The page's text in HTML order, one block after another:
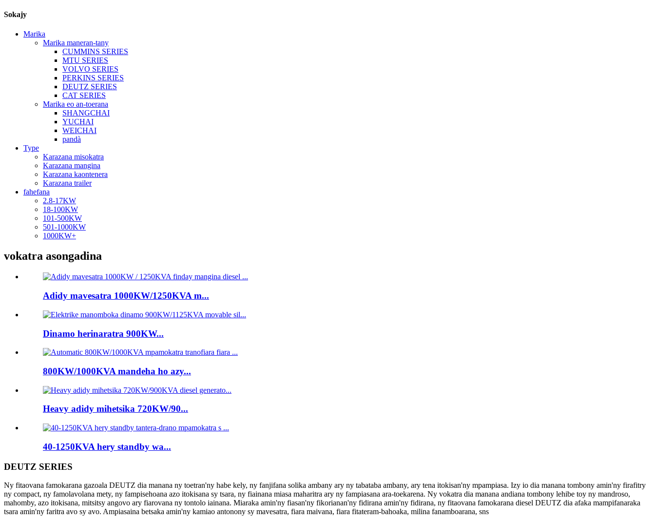
Sokajy
Marika
Marika maneran-tany
CUMMINS SERIES
MTU SERIES
VOLVO SERIES
PERKINS SERIES
DEUTZ SERIES
CAT SERIES
Marika eo an-toerana
SHANGCHAI
YUCHAI
WEICHAI
pandà
Type
Karazana misokatra
Karazana mangina
Karazana kaontenera
Karazana trailer
fahefana
2.8-17KW
18-100KW
101-500KW
501-1000KW
1000KW+
vokatra asongadina
Adidy mavesatra 1000KW/1250KVA m...
Dinamo herinaratra 900KW...
800KW/1000KVA mandeha ho azy...
Heavy adidy mihetsika 720KW/90...
40-1250KVA hery standby wa...
DEUTZ SERIES
Ny fitaovana famokarana gazoala DEUTZ dia manana ny toetran'ny habe kely, ny fanjifana solika ambany ary ny tabataba ambany, ary tena itokisan'ny mpampiasa. Izy io dia manana tombony amin'ny firafitry
ny compact, ny famolavolana mety, ny fampisehoana azo itokisana sy tsara, ny fiainana miasa maharitra ary ny fampiasana ara-toekarena. Ny vokatra dia manana andiana tombony lehibe toy ny mandroso,
mahomby, azo itokisana, mitsitsy angovo ary fiarovana ny tontolo iainana. Miaraka amin'ny fiasan'ny fikorianan'ny fidirana amin'ny fidirana, ny fitaovana famokarana diesel DEUTZ dia afaka mampifanaraka
tsara amin'ny faritra avo sy avo. Ampiasaina betsaka amin'ny kamiao antonony sy mavesatra, fiara maivana, fiara fitateram-bahoaka, milina fanamboarana, sns